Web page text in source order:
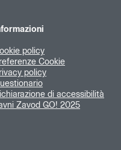
policy
Cookie
policy
di accessibilità
Zavod GO! 2025